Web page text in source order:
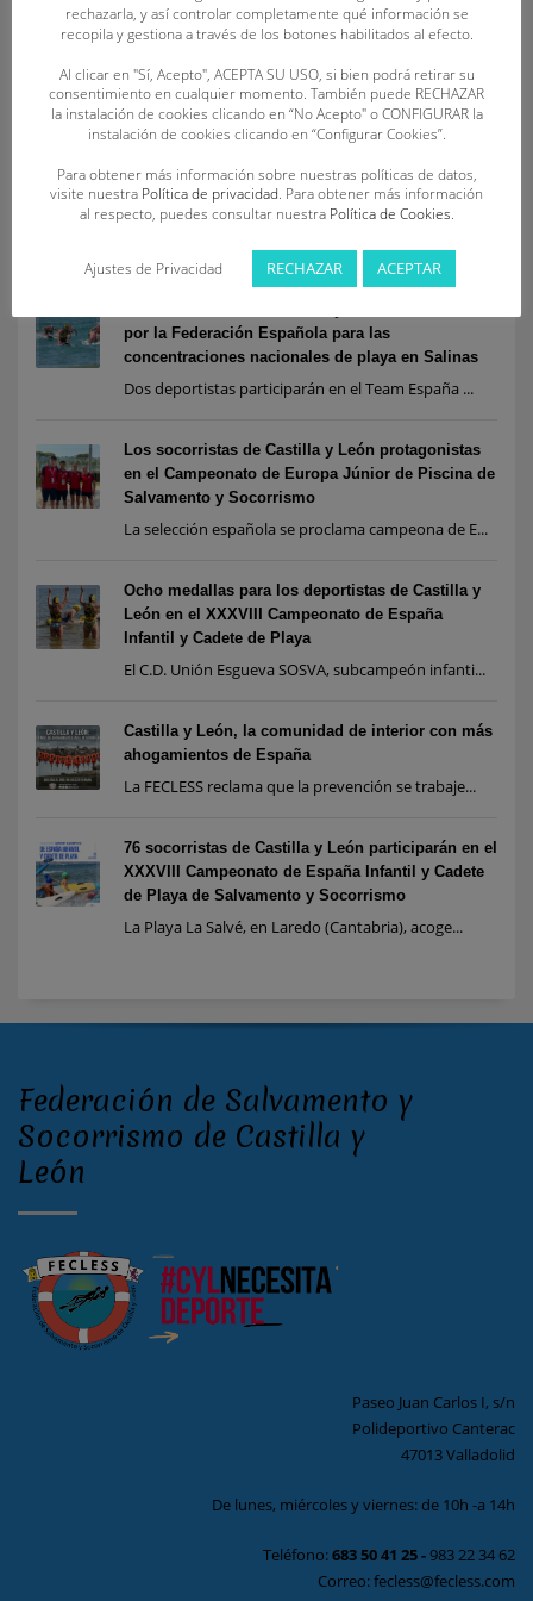
YAEL MANTECÓN RUIZ-SANTAQUITERIA
por la Federación Española para las
concentraciones nacionales de playa en Salinas
Dos deportistas participarán en el Team España ...
Los socorristas de Castilla y León protagonistas
en el Campeonato de Europa Júnior de Piscina de
Salvamento y Socorrismo
La selección española se proclama campeona de E...
Ocho medallas para los deportistas de Castilla y
León en el XXXVIII Campeonato de España
Infantil y Cadete de Playa
El C.D. Unión Esgueva SOSVA, subcampeón infanti...
Castilla y León, la comunidad de interior con más
ahogamientos de España
La FECLESS reclama que la prevención se trabaje...
76 socorristas de Castilla y León participarán en el
XXXVIII Campeonato de España Infantil y Cadete
de Playa de Salvamento y Socorrismo
La Playa La Salvé, en Laredo (Cantabria), acoge...
Federación de Salvamento y
Socorrismo de Castilla y
León
Paseo Juan Carlos I, s/n
Polideportivo Canterac
47013 Valladolid
De lunes, miércoles y viernes: de 10h -a 14h
Teléfono:683 50 41 25-983 22 34 62
Correo: fecless@fecless.com
rechazarla, y así controlar completamente qué información se
recopila y gestiona a través de los botones habilitados al efecto.
Al clicar en "Sí, Acepto", ACEPTA SU USO, si bien podrá retirar su
consentimiento en cualquier momento. También puede RECHAZAR
la instalación de cookies clicando en “No Acepto" o CONFIGURAR la
instalación de cookies clicando en “Configurar Cookies”.
Para obtener más información sobre nuestras políticas de datos,
visite nuestra Política de privacidad. Para obtener más información
al respecto, puedes consultar nuestra Política de Cookies.
Ajustes de Privacidad RECHAZAR ACEPTAR